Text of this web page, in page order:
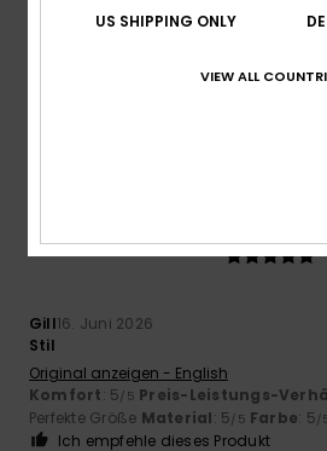
5.0
Gill16. Juni 2026
Stil
Original anzeigen - English
Komfort: 5/5 Preis-Leistungs-
Perfekte Größe Material: 5/5 Farbe: 5/
Ich empfehle dieses Produkt
US SHIPPING ONLY
VIEW ALL